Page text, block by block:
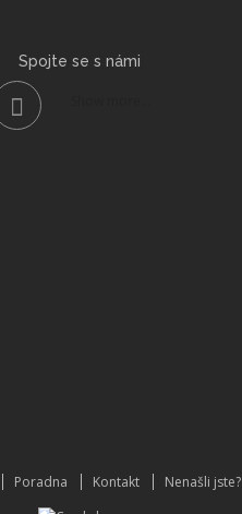
Spojte se s námi
Poradna Kontakt Nenašli jste?